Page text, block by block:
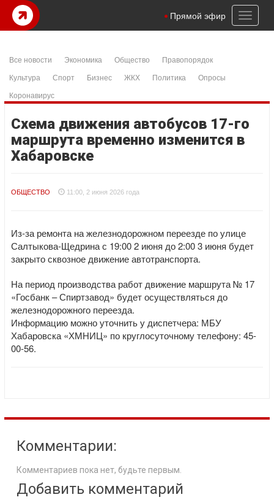
Toggle
Прямой эфир
Все новости Экономика Общество
Правопорядок
Культура
Спорт Бизнес ЖКХ Политика
Опросы
Коронавирус
Схема движения автобусов 17-го
маршрута временно изменится в
Хабаровске
ОБЩЕСТВО 11:00, 2 июня 2026 года
Из-за ремонта на железнодорожном переезде по улице
Салтыкова-Щедрина с 19:00 2 июня до 2:00 3 июня будет
закрыто сквозное движение автотранспорта.
На период производства работ движение маршрута № 17
«Госбанк – Спиртзавод» будет осуществляться до
железнодорожного переезда.
Информацию можно уточнить у диспетчера: МБУ
Хабаровска «ХМНИЦ» по круглосуточному телефону: 45-
00-56.
Комментарии:
Комментариев пока нет, будьте первым.
Добавить комментарий